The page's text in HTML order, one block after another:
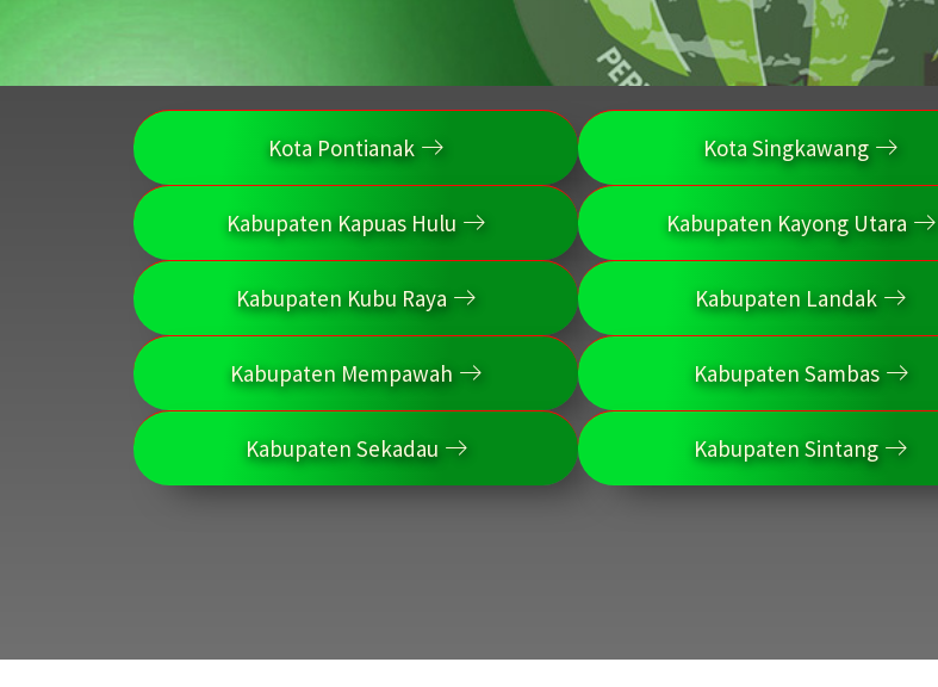
Kota Pontianak Kota Singkawang
Kabupaten Kapuas Hulu Kabupaten Kayong Utara
Kabupaten Kubu Raya Kabupaten Landak
Kabupaten Mempawah Kabupaten Sambas
Kabupaten Sekadau Kabupaten Sintang